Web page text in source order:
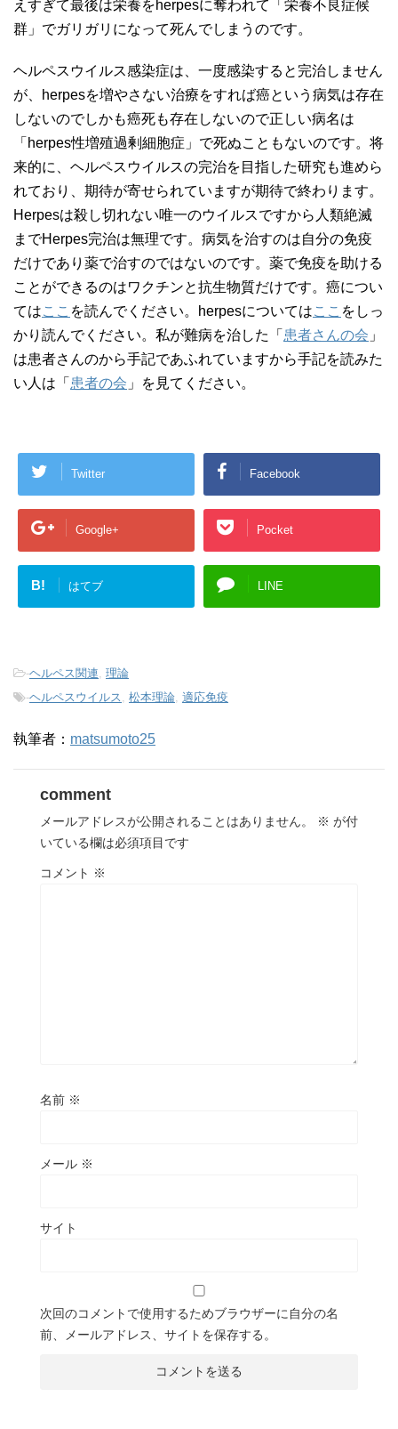
えすぎて最後は栄養をherpesに奪われて「栄養不良症候
群」でガリガリになって死んでしまうのです。
ヘルペスウイルス感染症は、一度感染すると完治しません
が、herpesを増やさない治療をすれば癌という病気は存在
しないのでしかも癌死も存在しないので正しい病名は
「herpes性増殖過剰細胞症」で死ぬこともないのです。将
来的に、ヘルペスウイルスの完治を目指した研究も進めら
れており、期待が寄せられていますが期待で終わります。
Herpesは殺し切れない唯一のウイルスですから人類絶滅
までHerpes完治は無理です。病気を治すのは自分の免疫
だけであり薬で治すのではないのです。薬で免疫を助ける
ことができるのはワクチンと抗生物質だけです。癌につい
てはここ を読んでください。herpesについてはここ をしっ
かり読んでください。私が難病を治した「 患者さんの会 」
は患者さんのから手記であふれていますから手記を読みた
い人は「 患者の会 」を見てください。
Twitter Facebook
Google+ Pocket
B! はてブ LINE
-ヘルペス関連 理論
-ヘルペスウイルス 松本理論 適応免疫
執筆者： matsumoto25
comment
メールアドレスが公開されることはありません。 ※ が付
いている欄は必須項目です
コメント ※
名前 ※
メール ※
サイト
次回のコメントで使用するためブラウザーに自分の名
前、メールアドレス、サイトを保存する。